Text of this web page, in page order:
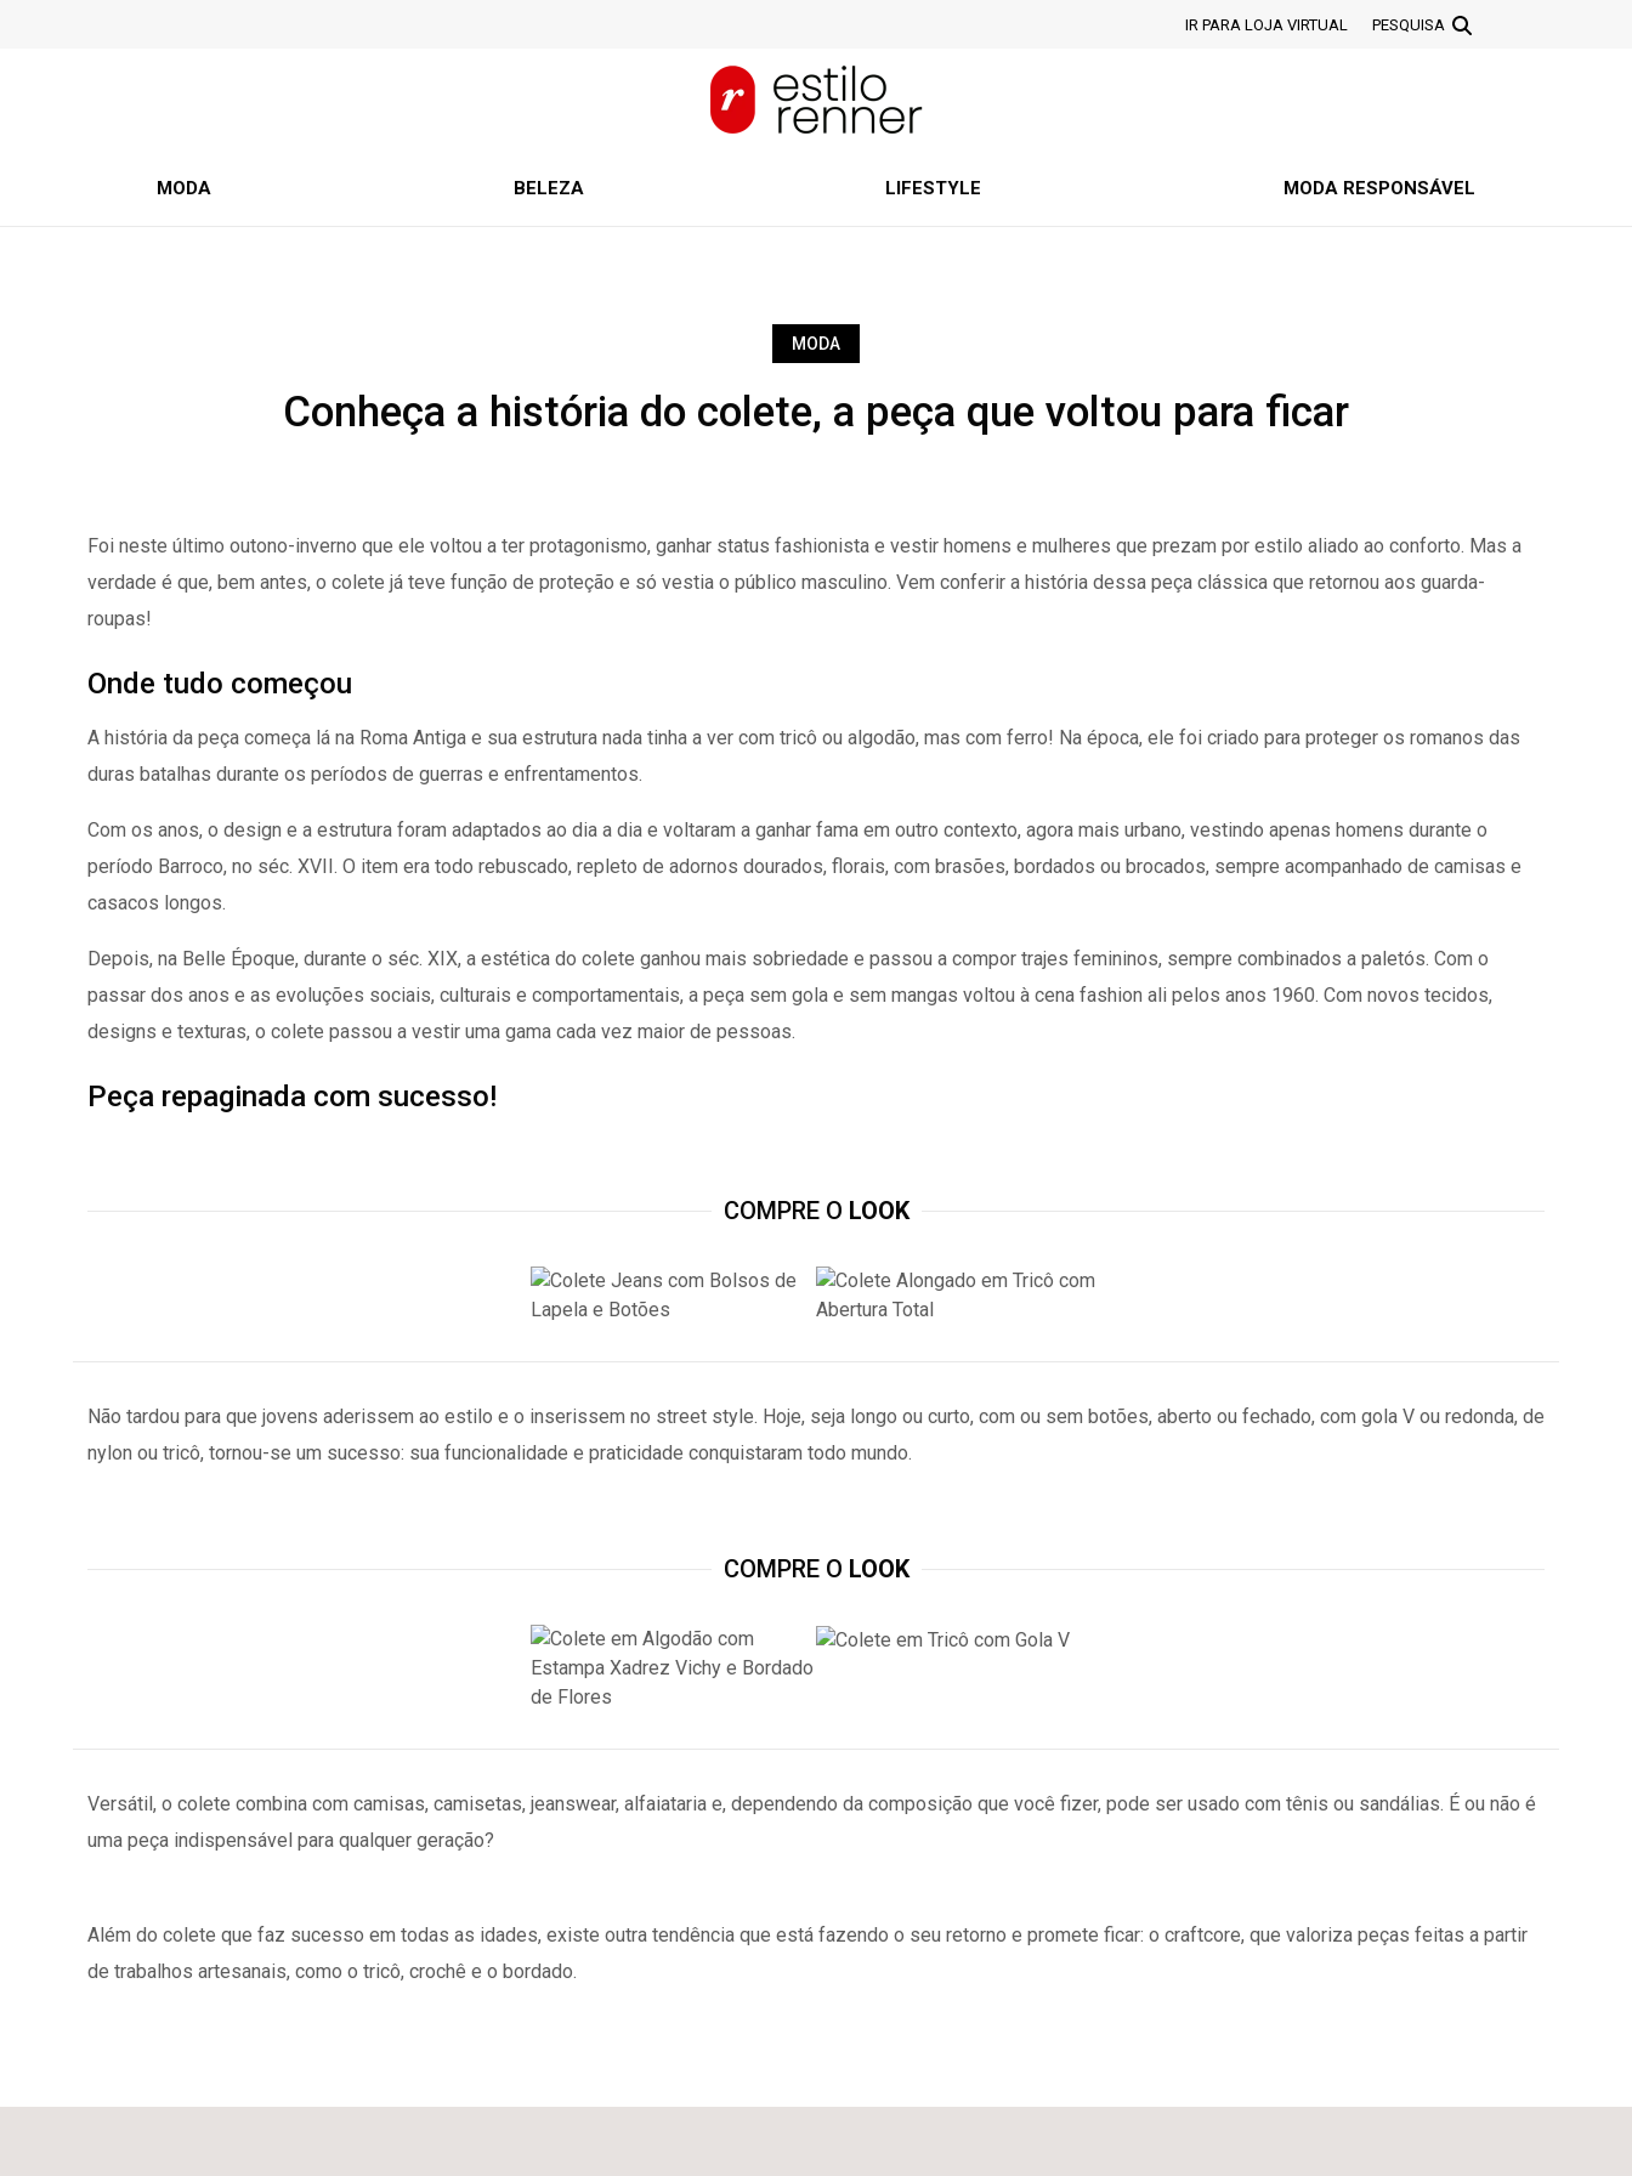
IR PARA LOJA VIRTUAL PESQUISA
MODA BELEZA LIFESTYLE MODA RESPONSÁVEL
MODA
Conheça a história do colete, a peça que voltou para ficar
Foi neste último outono-inverno que ele voltou a ter protagonismo, ganhar status fashionista e vestir homens e mulheres que prezam por estilo aliado ao conforto. Mas a
verdade é que, bem antes, o colete já teve função de proteção e só vestia o público masculino. Vem conferir a história dessa peça clássica que retornou aos guarda-
roupas!
Onde tudo começou
A história da peça começa lá na Roma Antiga e sua estrutura nada tinha a ver com tricô ou algodão, mas com ferro! Na época, ele foi criado para proteger os romanos das
duras batalhas durante os períodos de guerras e enfrentamentos.
Com os anos, o design e a estrutura foram adaptados ao dia a dia e voltaram a ganhar fama em outro contexto, agora mais urbano, vestindo apenas homens durante o
período Barroco, no séc. XVII. O item era todo rebuscado, repleto de adornos dourados, florais, com brasões, bordados ou brocados, sempre acompanhado de camisas e
casacos longos.
Depois, na Belle Époque, durante o séc. XIX, a estética do colete ganhou mais sobriedade e passou a compor trajes femininos, sempre combinados a paletós. Com o
passar dos anos e as evoluções sociais, culturais e comportamentais, a peça sem gola e sem mangas voltou à cena fashion ali pelos anos 1960. Com novos tecidos,
designs e texturas, o colete passou a vestir uma gama cada vez maior de pessoas.
Peça repaginada com sucesso!
COMPRE O LOOK
Não tardou para que jovens aderissem ao estilo e o inserissem no street style. Hoje, seja longo ou curto, com ou sem botões, aberto ou fechado, com gola V ou redonda, de
nylon ou tricô, tornou-se um sucesso: sua funcionalidade e praticidade conquistaram todo mundo.
COMPRE O LOOK
Versátil, o colete combina com camisas, camisetas, jeanswear, alfaiataria e, dependendo da composição que você fizer, pode ser usado com tênis ou sandálias. É ou não é
uma peça indispensável para qualquer geração?
Além do colete que faz sucesso em todas as idades, existe outra tendência que está fazendo o seu retorno e promete ficar: o craftcore, que valoriza peças feitas a partir
de trabalhos artesanais, como o tricô, crochê e o bordado.